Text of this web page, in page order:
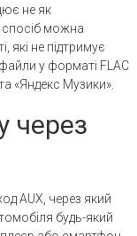
не як
спосіб можна
які не підтримує
у форматі FLAC
«Яндекс Музики».
через
AUX, через який
будь-який